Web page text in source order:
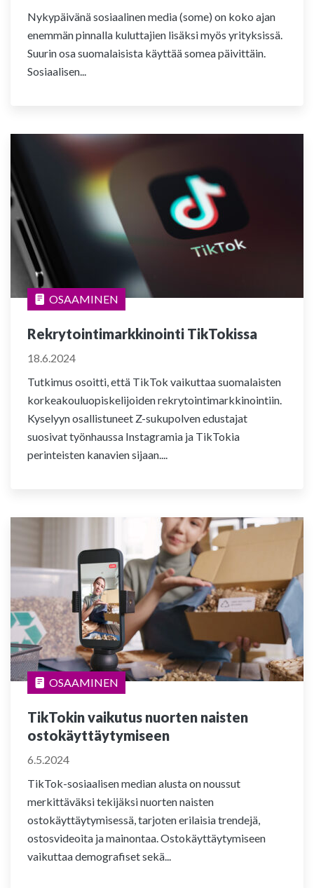
Nykypäivänä sosiaalinen media (some) on koko ajan
enemmän pinnalla kuluttajien lisäksi myös yrityksissä.
Suurin osa suomalaisista käyttää somea päivittäin.
Sosiaalisen...
OSAAMINEN
Rekrytointimarkkinointi TikTokissa
18.6.2024
Tutkimus osoitti, että TikTok vaikuttaa suomalaisten
korkeakouluopiskelijoiden rekrytointimarkkinointiin.
Kyselyyn osallistuneet Z-sukupolven edustajat
suosivat työnhaussa Instagramia ja TikTokia
perinteisten kanavien sijaan....
OSAAMINEN
TikTokin vaikutus nuorten naisten
ostokäyttäytymiseen
6.5.2024
TikTok-sosiaalisen median alusta on noussut
merkittäväksi tekijäksi nuorten naisten
ostokäyttäytymisessä, tarjoten erilaisia trendejä,
ostosvideoita ja mainontaa. Ostokäyttäytymiseen
vaikuttaa demografiset sekä...